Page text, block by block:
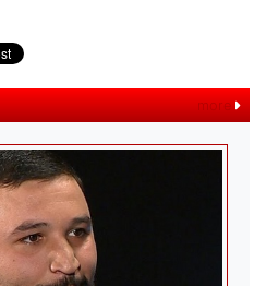
more